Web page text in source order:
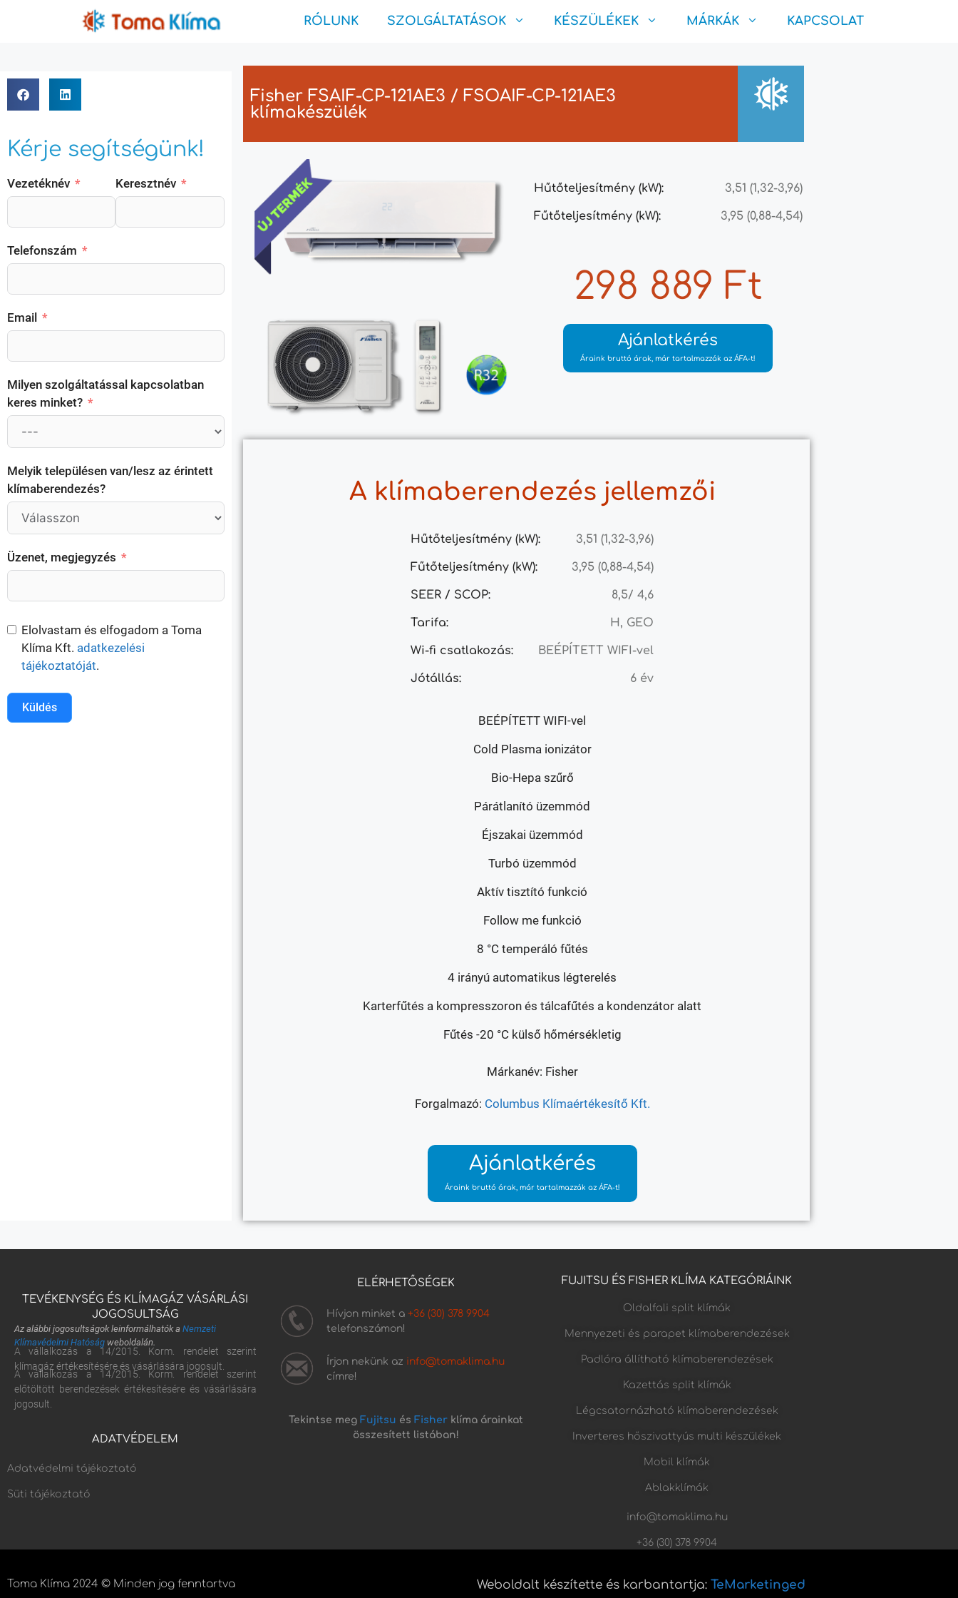
RÓLUNK SZOLGÁLTATÁSOK KÉSZÜLÉKEK MÁRKÁK KAPCSOLAT
Kérje segítségünk!
Vezetéknév Keresztnév
Telefonszám
Email
Milyen szolgáltatással kapcsolatban
keres minket?
Melyik településen van/lesz az érintett
klímaberendezés?
Üzenet, megjegyzés
Elolvastam és elfogadom a Toma
Klíma Kft. adatkezelési
tájékoztatóját.
Küldés
Fisher FSAIF-CP-121AE3 / FSOAIF-CP-121AE3
klímakészülék
Hűtőteljesítmény (kW): 3,51 (1,32-3,96)
Fűtőteljesítmény (kW): 3,95 (0,88-4,54)
298 889 Ft
Ajánlatkérés
Áraink bruttó árak, már tartalmazzák az ÁFA-t!
A klímaberendezés jellemzői
Hűtőteljesítmény (kW): 3,51 (1,32-3,96)
Fűtőteljesítmény (kW): 3,95 (0,88-4,54)
SEER / SCOP: 8,5/ 4,6
Tarifa: H, GEO
Wi-fi csatlakozás: BEÉPÍTETT WIFI-vel
Jótállás: 6 év
BEÉPÍTETT WIFI-vel
Cold Plasma ionizátor
Bio-Hepa szűrő
Párátlanító üzemmód
Éjszakai üzemmód
Turbó üzemmód
Aktív tisztító funkció
Follow me funkció
8 °C temperáló fűtés
4 irányú automatikus légterelés
Karterfűtés a kompresszoron és tálcafűtés a kondenzátor alatt
Fűtés -20 °C külső hőmérsékletig
Márkanév: Fisher
Forgalmazó: Columbus Klímaértékesítő Kft.
Ajánlatkérés
Áraink bruttó árak, már tartalmazzák az ÁFA-t!
TEVÉKENYSÉG ÉS KLÍMAGÁZ VÁSÁRLÁSI
JOGOSULTSÁG
Az alábbi jogosultságok leinformálhatók a Nemzeti
Klímavédelmi Hatóság weboldalán.
A vállalkozás a 14/2015. Korm. rendelet szerint
klímagáz értékesítésére és vásárlására jogosult.
A vállalkozás a 14/2015. Korm. rendelet szerint
előtöltött berendezések értékesítésére és vásárlására
jogosult.
ADATVÉDELEM
Adatvédelmi tájékoztató
Süti tájékoztató
ELÉRHETŐSÉGEK
Hívjon minket a +36 (30) 378 9904
telefonszámon!
Írjon nekünk az info@tomaklima.hu
címre!
Tekintse meg Fujitsu és Fisher klíma árainkat
összesített listában!
FUJITSU ÉS FISHER KLÍMA KATEGÓRIÁINK
Oldalfali split klímák
Mennyezeti és parapet klímaberendezések
Padlóra állítható klímaberendezések
Kazettás split klímák
Légcsatornázható klímaberendezések
Inverteres hőszivattyús multi készülékek
Mobil klímák
Ablakklímák
info@tomaklima.hu
+36 (30) 378 9904
Toma Klíma 2024 © Minden jog fenntartva Weboldalt készítette és karbantartja: TeMarketinged